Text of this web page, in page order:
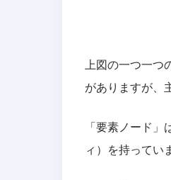
上図の一つ一つ
がありますが、
「要素ノード
ィ）を持ってい